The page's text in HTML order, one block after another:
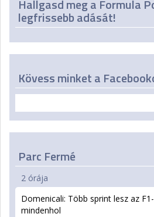
Hallgasd meg a Formula
legfrissebb adását!
Kövess minket a
Parc Fermé
2 órája
Domenicali: Több sprint lesz az
mindenhol